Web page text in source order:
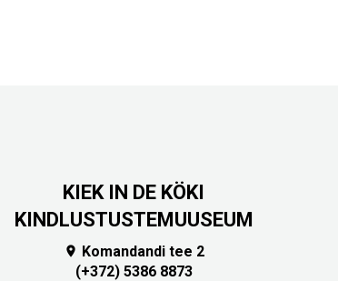
KIEK IN DE KÖKI
KINDLUSTUSTEMUUSEUM
 Komandandi tee 2
(+372) 5386 8873